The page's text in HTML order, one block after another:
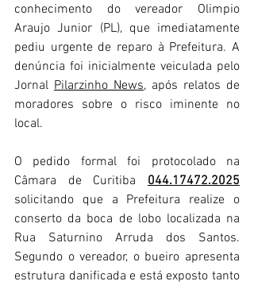
conhecimento do vereador Olimpio
Araujo Junior (PL), que imediatamente
pediu urgente de reparo à Prefeitura. A
denúncia foi inicialmente veiculada pelo
Jornal Pilarzinho News, após relatos de
moradores sobre o risco iminente no
local.
O pedido formal foi protocolado na
Câmara de Curitiba 044.17472.2025
solicitando que a Prefeitura realize o
conserto da boca de lobo localizada na
Rua Saturnino Arruda dos Santos.
Segundo o vereador, o bueiro apresenta
estrutura danificada e está exposto tanto